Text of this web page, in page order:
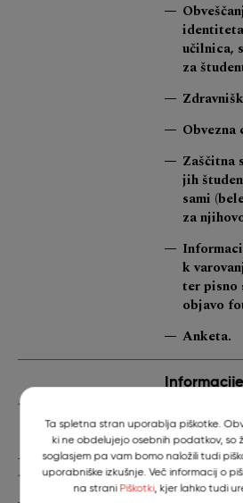
učilnica,
za
Obvezna
Zaščitna
jih
sami
za
k
ter pisno
objavo
Anketa.
11.30-11.45
in
11.45-12.00 Odmor
Ta spletna stran uporablja piškotke.
ki ne obdelujejo osebnih podatkov, so
soglasjem pa vam bomo naložili tudi
uporabniške izkušnje. Več informacij o
na strani Piškotki, kjer lahko tudi